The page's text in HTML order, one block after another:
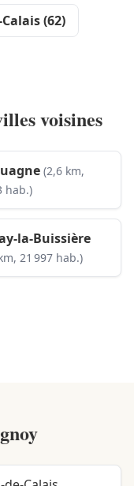
(62)
voisines
(2,6 km,
hab.)
la-Buissière
21 997 hab.)